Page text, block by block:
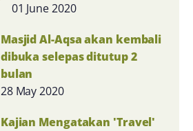
01 June 2020
Masjid Al-Aqsa akan kembali
dibuka selepas ditutup 2
bulan
28 May 2020
Kajian Mengatakan 'Travel'